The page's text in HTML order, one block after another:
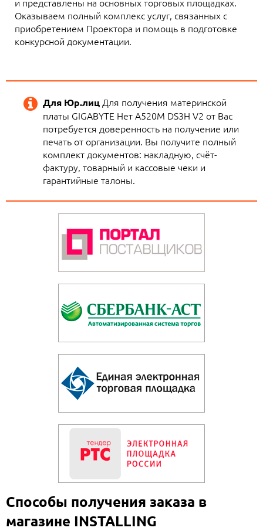
Оказываем полный комплекс услуг, связанных с
приобретением Проектора и помощь в подготовке
конкурсной документации.
Для Юр.лиц Для получения материнской
платы GIGABYTE Нет A520M DS3H V2 от Вас
потребуется доверенность на получение или
печать от организации. Вы получите полный
комплект документов: накладную, счёт-
фактуру, товарный и кассовые чеки и
гарантийные талоны.
Способы получения заказа в
магазине INSTALLING